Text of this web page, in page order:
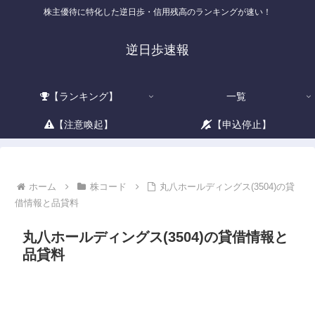
株主優待に特化した逆日歩・信用残高のランキングが速い！
逆日歩速報
【ランキング】 一覧
【注意喚起】 【申込停止】
ホーム 株コード
丸八ホールディングス(3504)の貸
借情報と品貸料
丸八ホールディングス(3504)の貸借情報と
品貸料